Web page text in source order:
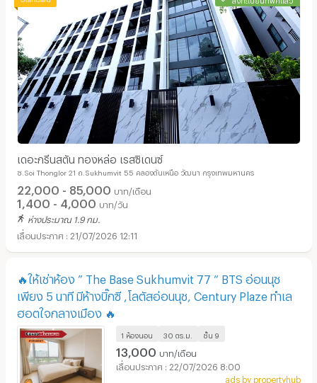
เดอะกรีนสตัน ทองหล่อ เรสซิเดนซ์
ซ.Soi Thonglor 21 ถ.Sukhumvit 55 คลองตันเหนือ วัฒนา กรุงเทพมหานคร
22,000 - 85,000 บาท/เดือน
1,400 - 4,000 บาท/วัน
ห่างประมาณ 1.9 กม.
21/07/2026 12:11
🔥ให้เช่าห้อง ” The Base Sukhumvit 77 “ BTS อ่อนนุช
เพียง 5 นาที มีห้างบิ๊กซี ,โลตัสอ่อนนุช, Century Plaze ทำเล
ฮอตใจกลางเมือง 🔥
1 ห้องนอน 30 ตร.ม. ชั้น 9
13,000 บาท/เดือน
22/07/2026 8:00
ads by propertyhub